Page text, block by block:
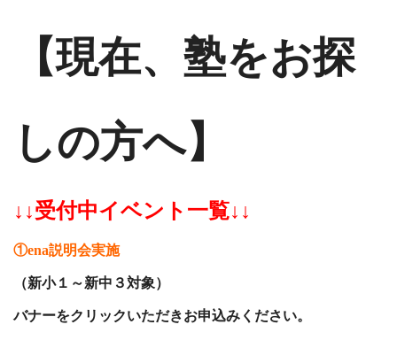
【現在、塾をお探
しの方へ】
↓↓受付中イベント一覧↓↓
①ena説明会実施
（新小１～新中３対象）
バナーをクリックいただきお申込みください。